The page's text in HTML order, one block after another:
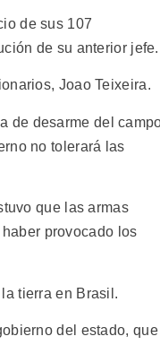
de sus 107
de su anterior jefe.
Joao Teixeira.
de desarme del
no tolerará las
que las armas
provocado los
tierra en Brasil.
del estado, que